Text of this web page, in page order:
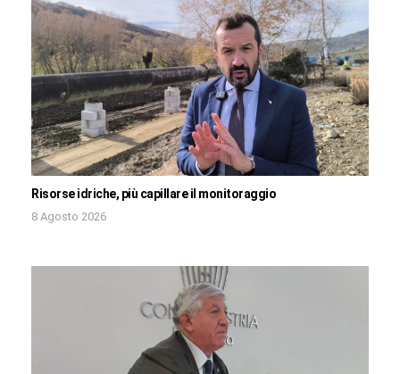
Risorse idriche, più capillare il monitoraggio
8 Agosto 2026